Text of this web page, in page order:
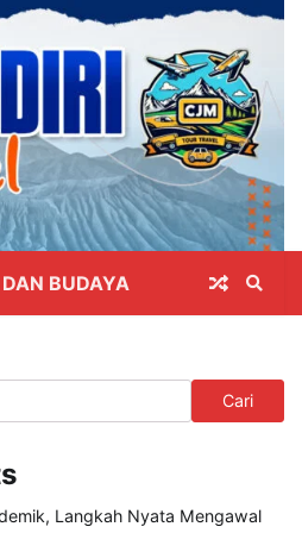
DAN BUDAYA
Cari
Langkah Nyata Mengawal